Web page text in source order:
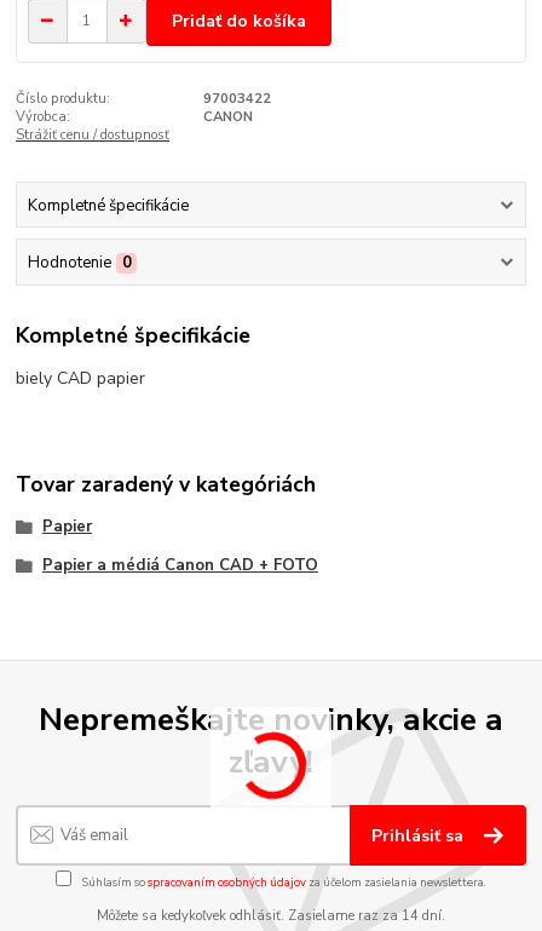
Pridať do košíka
Číslo produktu:
97003422
Výrobca:
CANON
Strážiť cenu / dostupnosť
Kompletné špecifikácie
Hodnotenie 0
Kompletné špecifikácie
biely CAD papier
Tovar zaradený v kategóriách
Papier
Papier a médiá Canon CAD + FOTO
Nepremeškajte novinky, akcie a
zľavy!
Prihlásiť sa
Súhlasím sospracovaním osobných údajov za účelom zasielania newslettera.
Môžete sa kedykoľvek odhlásiť. Zasielame raz za 14 dní.